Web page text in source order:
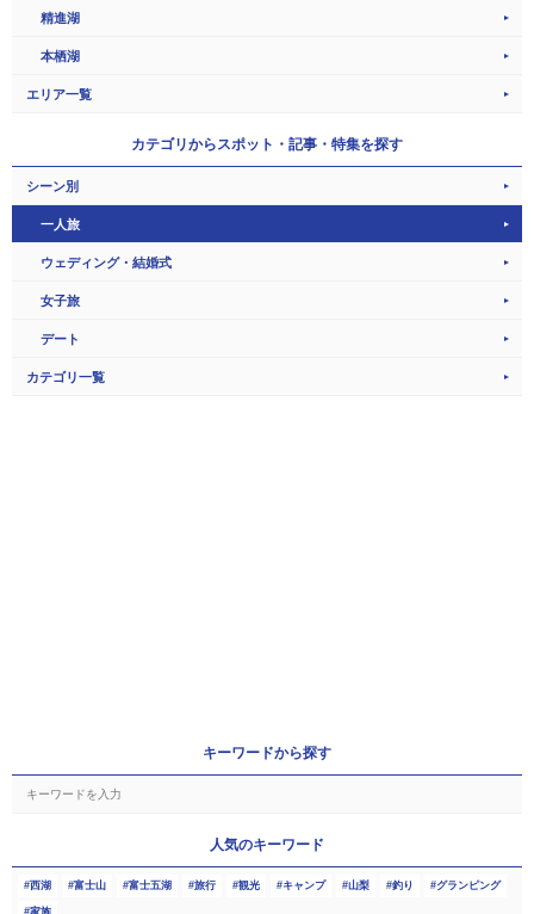
精進湖
本栖湖
エリア一覧
カテゴリからスポット・記事・特集を探す
シーン別
一人旅
ウェディング・結婚式
女子旅
デート
カテゴリ一覧
キーワードから探す
人気のキーワード
西湖 富士山 富士五湖 旅行 観光 キャンプ 山梨 釣り グランピング